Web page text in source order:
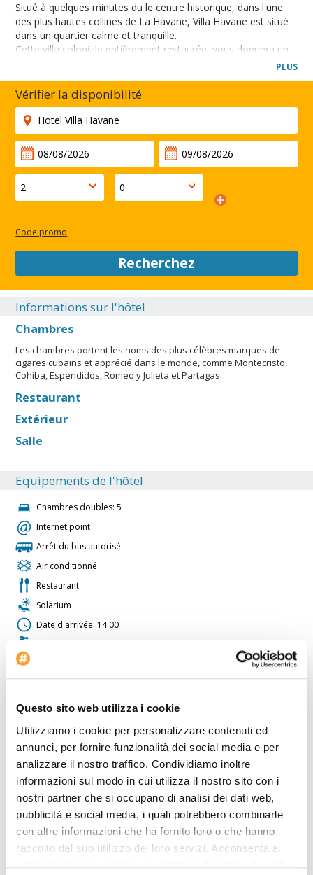
Questo sito web utilizza i cookie
Utilizziamo i cookie per personalizzare contenuti ed
annunci, per fornire funzionalità dei social media e per
analizzare il nostro traffico. Condividiamo inoltre
informazioni sul modo in cui utilizza il nostro sito con i
nostri partner che si occupano di analisi dei dati web,
pubblicità e social media, i quali potrebbero combinarle
con altre informazioni che ha fornito loro o che hanno
raccolto dal suo utilizzo dei loro servizi. Acconsenta ai
Situé à quelques minutes du le centre historique, dans l'une
des plus hautes collines de La Havane, Villa Havane est situé
dans un quartier calme et tranquille.
Cette villa coloniale entièrement restaurée, vous donnera un
sentiment de bien-être grâce à ses installations luxueuses.PLUS
Vérifier la disponibilité
Code promo
Recherchez
Informations sur l'hôtel
Chambres
Les chambres portent les noms des plus célèbres marques de
cigares cubains et apprécié dans le monde, comme Montecristo,
Cohiba, Espendidos, Romeo y Julieta et Partagas.
Restaurant
Extérieur
Salle
Equipements de l'hôtel
Chambres doubles: 5
Internet point
Arrêt du bus autorisé
Air conditionné
Restaurant
Solarium
Date d'arrivée: 14:00
Bar
Chambres non-fumeurs
Chambres doubles avec lit supplémentaire: 2
Service de laverie/nettoyage à sec
Navette centre-ville
Garage
L'hôtel est idéal pour ceux qui voyagent en voiture. Une agence